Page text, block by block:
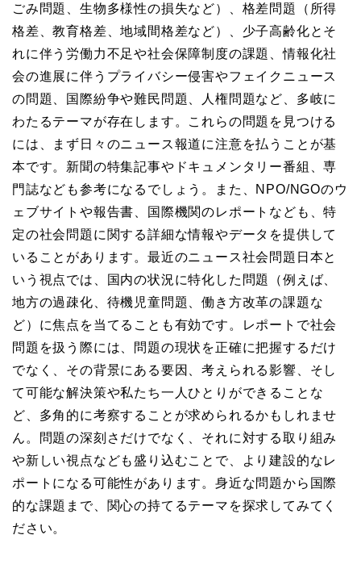
ごみ問題、生物多様性の損失など）、格差問題（所得
格差、教育格差、地域間格差など）、少子高齢化とそ
れに伴う労働力不足や社会保障制度の課題、情報化社
会の進展に伴うプライバシー侵害やフェイクニュース
の問題、国際紛争や難民問題、人権問題など、多岐に
わたるテーマが存在します。これらの問題を見つける
には、まず日々のニュース報道に注意を払うことが基
本です。新聞の特集記事やドキュメンタリー番組、専
門誌なども参考になるでしょう。また、NPO/NGOのウ
ェブサイトや報告書、国際機関のレポートなども、特
定の社会問題に関する詳細な情報やデータを提供して
いることがあります。最近のニュース社会問題日本と
いう視点では、国内の状況に特化した問題（例えば、
地方の過疎化、待機児童問題、働き方改革の課題な
ど）に焦点を当てることも有効です。レポートで社会
問題を扱う際には、問題の現状を正確に把握するだけ
でなく、その背景にある要因、考えられる影響、そし
て可能な解決策や私たち一人ひとりができることな
ど、多角的に考察することが求められるかもしれませ
ん。問題の深刻さだけでなく、それに対する取り組み
や新しい視点なども盛り込むことで、より建設的なレ
ポートになる可能性があります。身近な問題から国際
的な課題まで、関心の持てるテーマを探求してみてく
ださい。